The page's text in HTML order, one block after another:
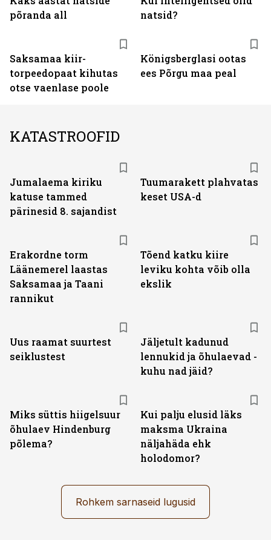
põranda all
natsid?
Saksamaa kiir-
torpeedo­paat kihutas
otse vaenlase poole
Königsberglasi ootas
ees Põrgu maa peal
KATASTROOFID
Jumalaema kiriku
katuse tammed
pärinesid 8. sajandist
Tuumarakett plahvatas
keset USA-d
Erakordne torm
Läänemerel laastas
Saksamaa ja Taani
rannikut
Tõend katku kiire
leviku kohta võib olla
ekslik
Uus raamat suurtest
seiklustest
Jäljetult kadunud
lennukid ja õhulaevad -
kuhu nad jäid?
Miks süttis hiigelsuur
õhulaev Hindenburg
põlema?
Kui palju elusid läks
maksma Ukraina
näljahäda ehk
holodomor?
Rohkem sarnaseid lugusid